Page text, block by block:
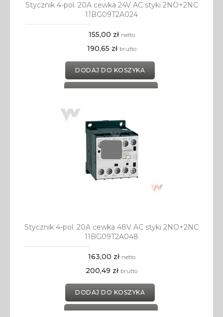
Stycznik 4-pol. 20A cewka 24V AC styki 2NO+2NC
11BG09T2A024
155,00 zł netto
190,65 zł brutto
DODAJ DO KOSZYKA
DODAJ DO SCHOWKA
Stycznik 4-pol. 20A cewka 48V AC styki 2NO+2NC
11BG09T2A048
163,00 zł netto
200,49 zł brutto
DODAJ DO KOSZYKA
DODAJ DO SCHOWKA